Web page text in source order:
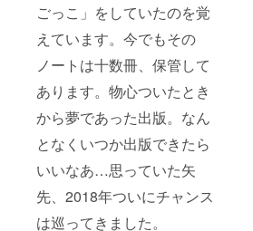
ごっこ」をしていたのを覚
えています。今でもその
ノートは十数冊、保管して
あります。物心ついたとき
から夢であった出版。なん
となくいつか出版できたら
いいなあ…思っていた矢
先、2018年ついにチャンス
は巡ってきました。